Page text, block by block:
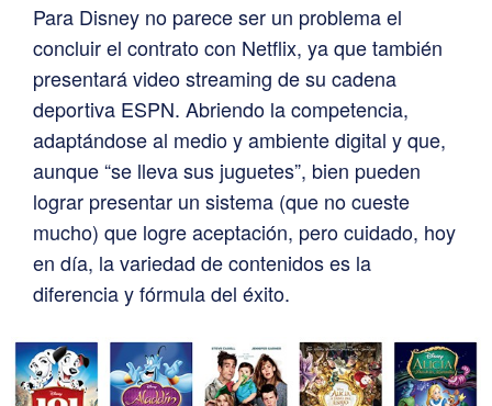
Para Disney no parece ser un problema el
concluir el contrato con Netflix, ya que también
presentará video streaming de su cadena
deportiva ESPN. Abriendo la competencia,
adaptándose al medio y ambiente digital y que,
aunque “se lleva sus juguetes”, bien pueden
lograr presentar un sistema (que no cueste
mucho) que logre aceptación, pero cuidado, hoy
en día, la variedad de contenidos es la
diferencia y fórmula del éxito.